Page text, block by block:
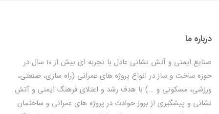
درباره ما
صنایع ایمنی و آتش نشانی عادل با تجربه ای بیش از 10 سال در
حوزه ساخت و ساز در انواع پروژه های عمرانی (راه سازی، صنعتی،
ورزشی، مسکونی و ...) با هدف رشد و اعتلای فرهنگ ایمنی و آتش
نشانی و پیشگیری از بروز حوادث در پروژه های عمرانی و ساختمان